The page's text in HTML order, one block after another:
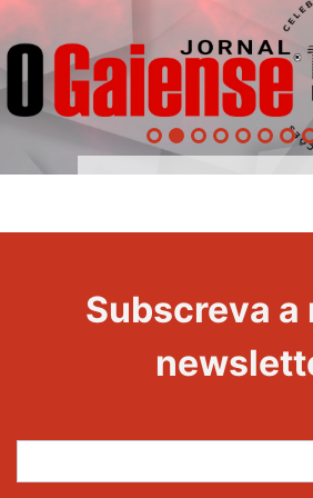
Evento
Subscreva a